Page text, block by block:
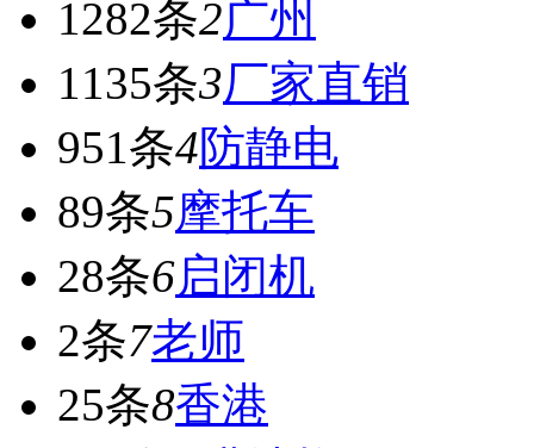
1282条2广州
1135条3厂家直销
951条4防静电
89条5摩托车
28条6启闭机
2条7老师
25条8香港